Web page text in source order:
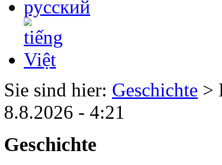
Sie sind hier: Geschichte >
8.8.2026 - 4:21
Geschichte